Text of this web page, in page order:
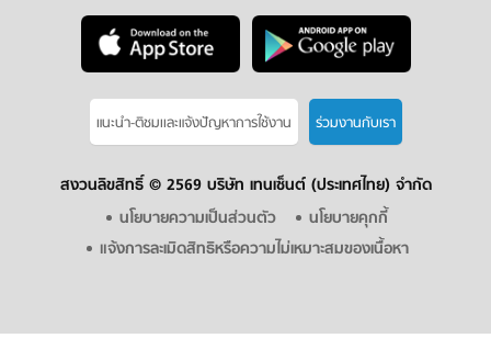
แนะนำ-ติชมเเละแจ้งปัญหาการใช้งาน ร่วมงานกับเรา
สงวนลิขสิทธิ์ © 2569 บริษัท เทนเซ็นต์ (ประเทศไทย) จำกัด
นโยบายความเป็นส่วนตัว
นโยบายคุกกี้
แจ้งการละเมิดสิทธิหรือความไม่เหมาะสมของเนื้อหา